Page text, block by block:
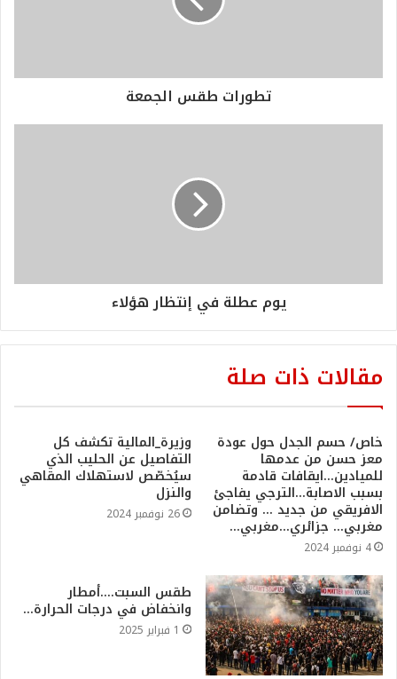
تطورات طقس الجمعة
يوم عطلة في إنتظار هؤلاء
مقالات ذات صلة
خاص/ حسم الجدل حول عودة
معز حسن من عدمها
للميادين…ايقافات قادمة
بسبب الاصابة…الترجي يفاجئ
الافريقي من جديد … وتضامن
مغربي… جزائري…مغربي…
4 نوفمبر 2024
وزيرة_المالية تكشف كل
التفاصيل عن الحليب الذي
سيُخصّص لاستهلاك المقاهي
والنزل
26 نوفمبر 2024
طقس السبت….أمطار
وانخفاض في درجات الحرارة…
1 فبراير 2025